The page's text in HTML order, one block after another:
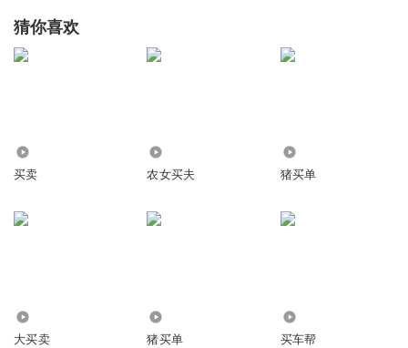
什么东西啊！
猜你喜欢
买卖 农女买夫 猪买单
大买卖 猪买单 买车帮